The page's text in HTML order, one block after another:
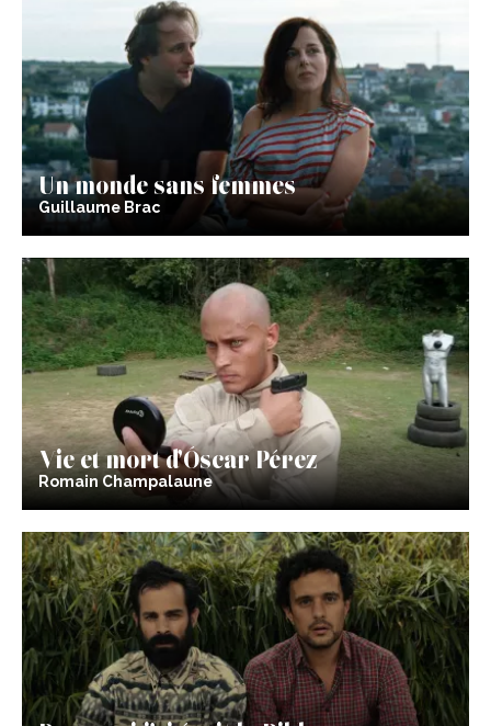
Un monde sans femmes
Guillaume Brac
Vie et mort d’Óscar Pérez
Romain Champalaune